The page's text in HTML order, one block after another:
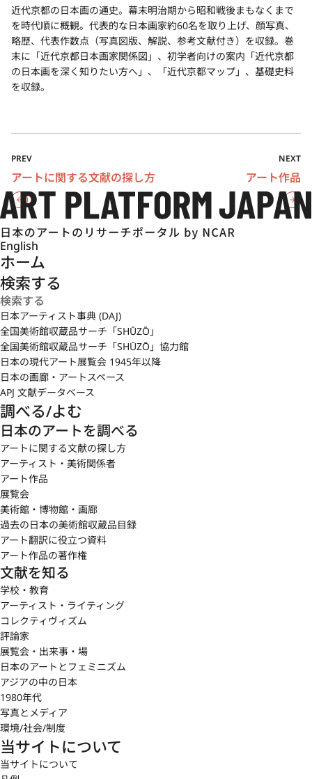
近代京都の日本画の通史。幕末明治期から昭和戦後まもなくまで
を時代順に概観。代表的な日本画家約60名を取り上げ、顔写真、
略歴、代表作数点（写真図版、解説、参考文献付き）を収録。巻
末に「近代京都日本画家関係図」、初学者向けの案内「近代京都
の日本画を深く知りたい方へ」、「近代京都マップ」、基礎史料
を収録。
PREV
アートに関する文献の探し方
NEXT
アート作品
English
ホーム
検索する
日本アーティスト事典 (DAJ)
全国美術館収蔵品サーチ「SHŪZŌ」
全国美術館収蔵品サーチ「SHŪZŌ」協力館
日本の現代アート展覧会 1945年以降
日本の画廊・アートスペース
APJ 文献データベース
調べる/よむ
日本のアートを調べる
アートに関する文献の探し方
アーティスト・美術関係者
アート作品
展覧会
美術館・博物館・画廊
過去の日本の美術館収蔵品目録
アート翻訳に役立つ資料
アート作品の著作権
文献を知る
学校・教育
アーティスト・ライティング
コレクティヴィズム
評論家
展覧会・出来事・場
日本のアートとフェミニズム
アジアの中の日本
1980年代
写真とメディア
環境/社会/制度
当サイトについて
当サイトについて